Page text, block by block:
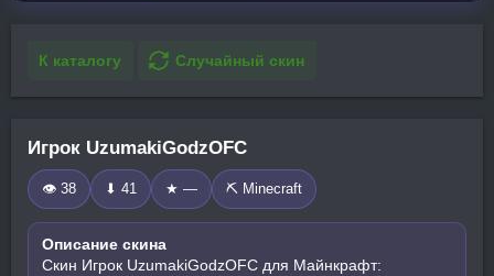
К каталогу Случайный скин
Игрок UzumakiGodzOFC
👁 38 ⬇ 41 ★ — ⛏️ Minecraft
Описание скина
Скин Игрок UzumakiGodzOFC для Майнкрафт: